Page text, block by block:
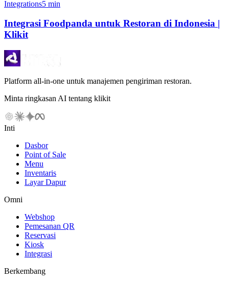
Integrations5 min
Integrasi Foodpanda untuk Restoran di Indonesia |
Klikit
Platform all-in-one untuk manajemen pengiriman restoran.
Minta ringkasan AI tentang klikit
Inti
Dasbor
Point of Sale
Menu
Inventaris
Layar Dapur
Omni
Webshop
Pemesanan QR
Reservasi
Kiosk
Integrasi
Berkembang